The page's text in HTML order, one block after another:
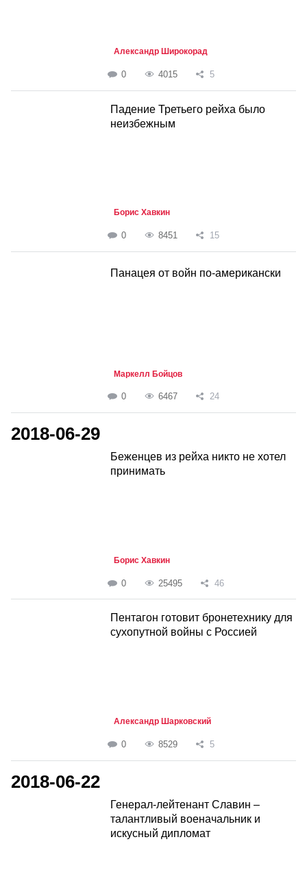
Александр Широкорад
0 4015 5
Падение Третьего рейха было
неизбежным
Борис Хавкин
0 8451 15
Панацея от войн по-американски
Маркелл Бойцов
0 6467 24
2018-06-29
Беженцев из рейха никто не хотел
принимать
Борис Хавкин
0 25495 46
Пентагон готовит бронетехнику для
сухопутной войны с Россией
Александр Шарковский
0 8529 5
2018-06-22
Генерал-лейтенант Славин –
талантливый военачальник и
искусный дипломат